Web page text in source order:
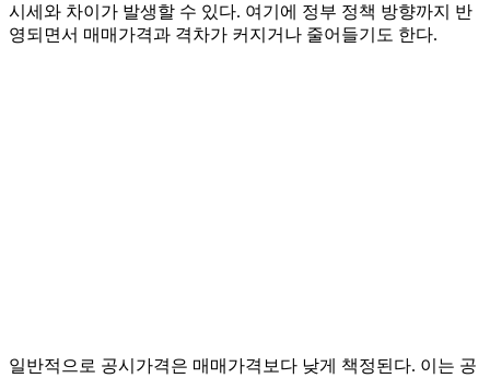
시세와 차이가 발생할 수 있다. 여기에 정부 정책 방향까지 반
영되면서 매매가격과 격차가 커지거나 줄어들기도 한다.
일반적으로 공시가격은 매매가격보다 낮게 책정된다. 이는 공